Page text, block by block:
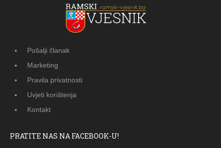
Pošalji članak
Marketing
Pravila privatnosti
Uvjeti korištenja
Kontakt
PRATITE NAS NA FACEBOOK-U!